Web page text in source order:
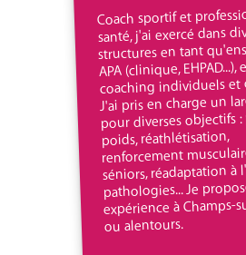
Coach sportif et
santé, j'ai exercé dans
structures en tant
APA (clinique, EHPAD...),
coaching individuels et
J'ai pris en charge un
pour diverses objectifs
poids, réathlétisation,
renforcement
séniors, réadaptation
pathologies... Je
expérience à Champs-
ou alentours.